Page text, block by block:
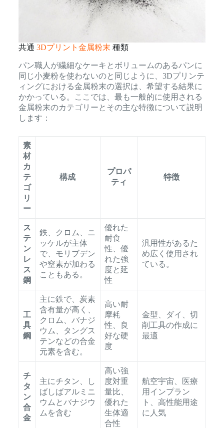
共通 3Dプリント金属粉末 種類
パン職人が繊細なケーキとボリュームのあるパンに
同じ小麦粉を使わないのと同じように、3Dプリンテ
ィングにおける金属粉末の選択は、希望する結果に
かかっている。ここでは、最も一般的に使用される
金属粉末のカテゴリーとその主な特徴について説明
します：
素
材
カ
テ
ゴ
リ
ー
構成
プロパ
ティ
特徴
ス
テ
ン
レ
ス
鋼
鉄、クロム、ニ
ッケルが主体
で、モリブデン
や窒素が加わる
こともある。
優れた
耐食
性、優
れた強
度と延
性
汎用性があるた
め広く使用され
ている。
工
具
鋼
主に鉄で、炭素
含有量が高く、
クロム、バナジ
ウム、タングス
テンなどの合金
元素を含む。
高い耐
摩耗
性、良
好な硬
度
金型、ダイ、切
削工具の作成に
最適
チ
タ
ン
合
金
主にチタン、し
ばしばアルミニ
ウムとバナジウ
ムを含む
高い強
度対重
量比、
優れた
生体適
合性
航空宇宙、医療
用インプラン
ト、高性能用途
に人気